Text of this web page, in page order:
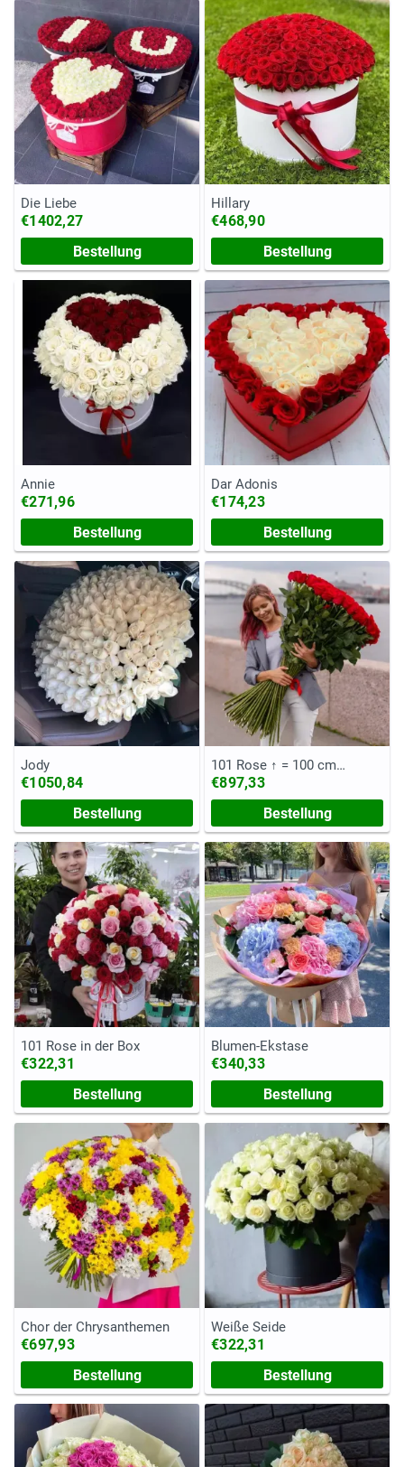
Die Liebe
€1402,27
Bestellung
Hillary
€468,90
Bestellung
Annie
€271,96
Bestellung
Dar Adonis
€174,23
Bestellung
Jody
€1050,84
Bestellung
101 Rose ↑ = 100 cm
(Ecuador)
€897,33
Bestellung
101 Rose in der Box
€322,31
Bestellung
Blumen-Ekstase
€340,33
Bestellung
Chor der Chrysanthemen
€697,93
Bestellung
Weiße Seide
€322,31
Bestellung